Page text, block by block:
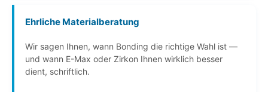
Ehrliche Materialberatung
Wir sagen Ihnen, wann Bonding die richtige Wahl ist —
und wann E-Max oder Zirkon Ihnen wirklich besser
dient, schriftlich.